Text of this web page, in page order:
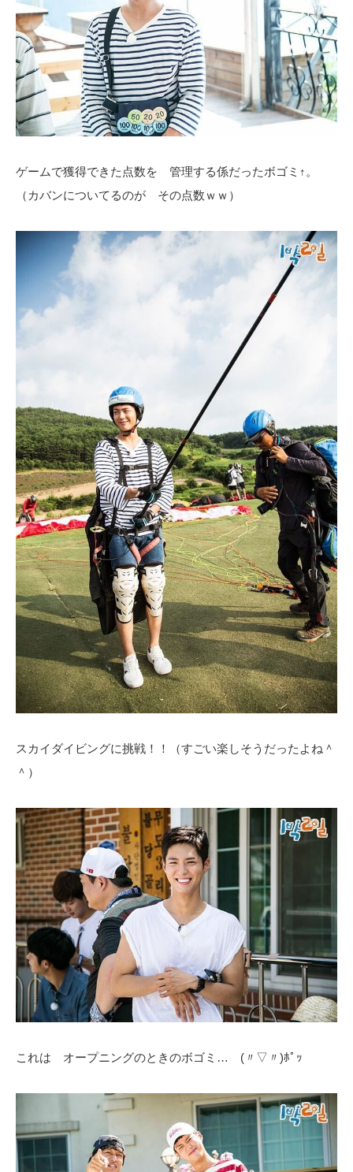
ゲームで獲得できた点数を 管理する係だったボゴミ↑。
（カバンについてるのが その点数ｗｗ）
スカイダイビングに挑戦！！（すごい楽しそうだったよね＾
＾）
これは オープニングのときのボゴミ… (〃▽〃)ﾎﾟｯ